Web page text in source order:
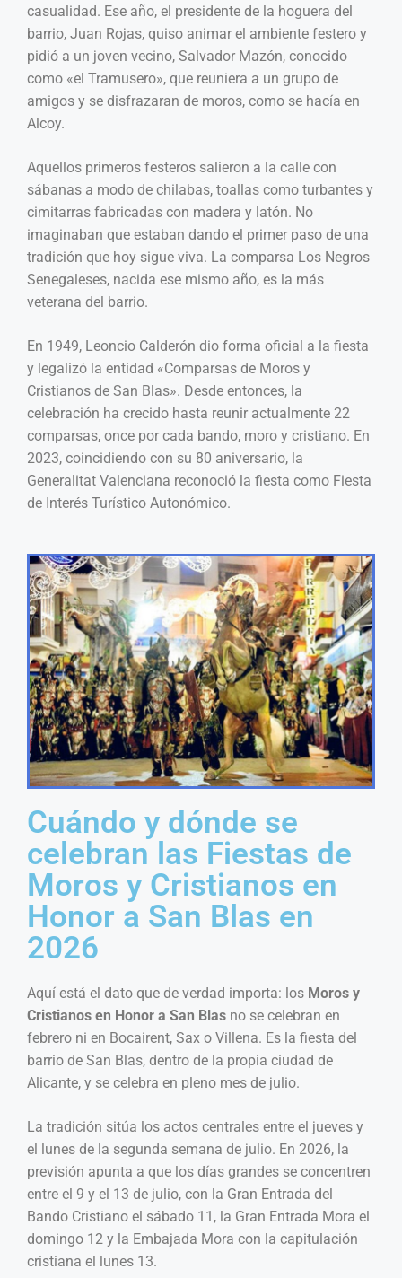
casualidad. Ese año, el presidente de la hoguera del
barrio, Juan Rojas, quiso animar el ambiente festero y
pidió a un joven vecino, Salvador Mazón, conocido
como «el Tramusero», que reuniera a un grupo de
amigos y se disfrazaran de moros, como se hacía en
Alcoy.
Aquellos primeros festeros salieron a la calle con
sábanas a modo de chilabas, toallas como turbantes y
cimitarras fabricadas con madera y latón. No
imaginaban que estaban dando el primer paso de una
tradición que hoy sigue viva. La comparsa Los Negros
Senegaleses, nacida ese mismo año, es la más
veterana del barrio.
En 1949, Leoncio Calderón dio forma oficial a la fiesta
y legalizó la entidad «Comparsas de Moros y
Cristianos de San Blas». Desde entonces, la
celebración ha crecido hasta reunir actualmente 22
comparsas, once por cada bando, moro y cristiano. En
2023, coincidiendo con su 80 aniversario, la
Generalitat Valenciana reconoció la fiesta como Fiesta
de Interés Turístico Autonómico.
Cuándo y dónde se
celebran las Fiestas de
Moros y Cristianos en
Honor a San Blas en
2026
Aquí está el dato que de verdad importa: los Moros y
Cristianos en Honor a San Blas no se celebran en
febrero ni en Bocairent, Sax o Villena. Es la fiesta del
barrio de San Blas, dentro de la propia ciudad de
Alicante, y se celebra en pleno mes de julio.
La tradición sitúa los actos centrales entre el jueves y
el lunes de la segunda semana de julio. En 2026, la
previsión apunta a que los días grandes se concentren
entre el 9 y el 13 de julio, con la Gran Entrada del
Bando Cristiano el sábado 11, la Gran Entrada Mora el
domingo 12 y la Embajada Mora con la capitulación
cristiana el lunes 13.